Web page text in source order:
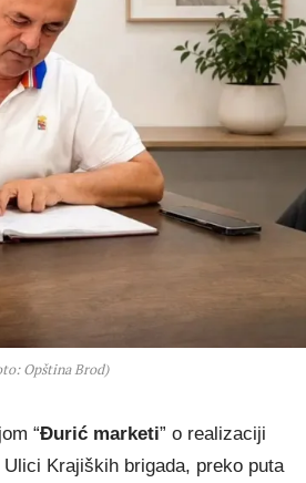
Opština Brod)
“Đurić marketi” o realizaciji
Krajiških brigada, preko puta